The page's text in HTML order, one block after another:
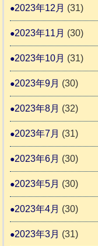
2023年12月 (31)
2023年11月 (30)
2023年10月 (31)
2023年9月 (30)
2023年8月 (32)
2023年7月 (31)
2023年6月 (30)
2023年5月 (30)
2023年4月 (30)
2023年3月 (31)